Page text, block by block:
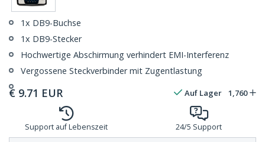
1x DB9-Buchse
1x DB9-Stecker
Hochwertige Abschirmung verhindert EMI-Interferenz
Vergossene Steckverbinder mit Zugentlastung
€ 9.71 EUR Auf Lager 1,760
Support auf Lebenszeit 24/5 Support